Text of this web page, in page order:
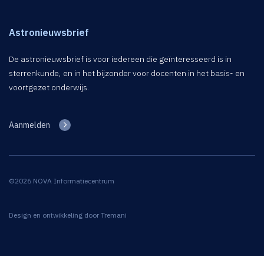
Astronieuwsbrief
De astronieuwsbrief is voor iedereen die geïnteresseerd is in
sterrenkunde, en in het bijzonder voor docenten in het basis- en
voortgezet onderwijs.
Aanmelden
©2026 NOVA Informatiecentrum
Design en ontwikkeling door Tremani